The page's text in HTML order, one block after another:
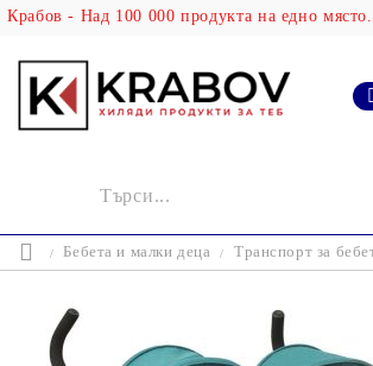
Бебета и малки деца Транспорт за